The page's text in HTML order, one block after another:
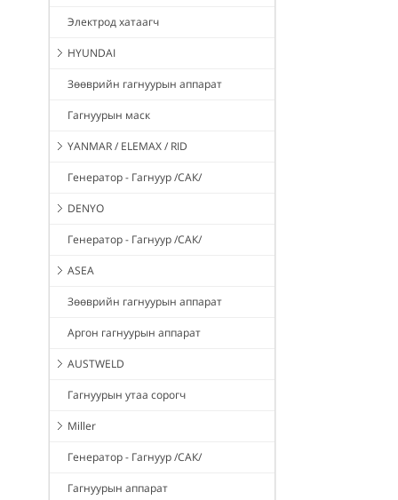
Электрод хатаагч
HYUNDAI
Зөөврийн гагнуурын аппарат
Гагнуурын маск
YANMAR / ELEMAX / RID
Генератор - Гагнуур /САК/
DENYO
Генератор - Гагнуур /САК/
ASEA
Зөөврийн гагнуурын аппарат
Аргон гагнуурын аппарат
AUSTWELD
Гагнуурын утаа сорогч
Miller
Генератор - Гагнуур /САК/
Гагнуурын аппарат